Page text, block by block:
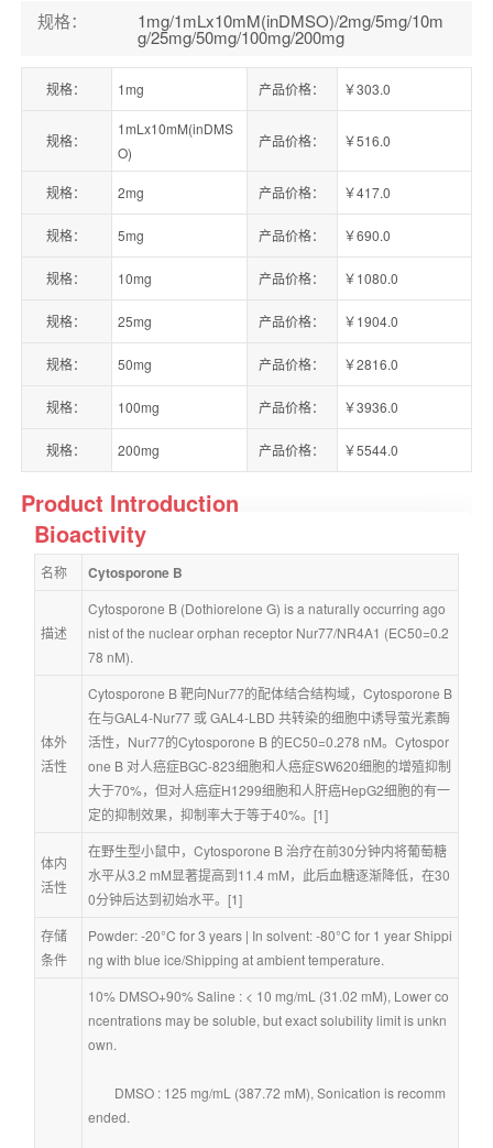
规格： 1mg/1mLx10mM(inDMSO)/2mg/5mg/10m
g/25mg/50mg/100mg/200mg
规格： 1mg 产品价格： ￥303.0
规格：
1mLx10mM(inDMS
O)
产品价格： ￥516.0
规格： 2mg 产品价格： ￥417.0
规格： 5mg 产品价格： ￥690.0
规格： 10mg 产品价格： ￥1080.0
规格： 25mg 产品价格： ￥1904.0
规格： 50mg 产品价格： ￥2816.0
规格： 100mg 产品价格： ￥3936.0
规格： 200mg 产品价格： ￥5544.0
Product Introduction
Bioactivity
名称 Cytosporone B
描述
Cytosporone B (Dothiorelone G) is a naturally occurring ago
nist of the nuclear orphan receptor Nur77/NR4A1 (EC50=0.2
78 nM).
体外
活性
Cytosporone B 靶向Nur77的配体结合结构域，Cytosporone B
在与GAL4-Nur77 或 GAL4-LBD 共转染的细胞中诱导萤光素酶
活性，Nur77的Cytosporone B 的EC50=0.278 nM。Cytospor
one B 对人癌症BGC-823细胞和人癌症SW620细胞的增殖抑制
大于70%，但对人癌症H1299细胞和人肝癌HepG2细胞的有一
定的抑制效果，抑制率大于等于40%。[1]
体内
活性
在野生型小鼠中，Cytosporone B 治疗在前30分钟内将葡萄糖
水平从3.2 mM显著提高到11.4 mM，此后血糖逐渐降低，在30
0分钟后达到初始水平。[1]
存储
条件
Powder: -20°C for 3 years | In solvent: -80°C for 1 year Shippi
ng with blue ice/Shipping at ambient temperature.
10% DMSO+90% Saline : < 10 mg/mL (31.02 mM), Lower co
ncentrations may be soluble, but exact solubility limit is unkn
own.
ended.